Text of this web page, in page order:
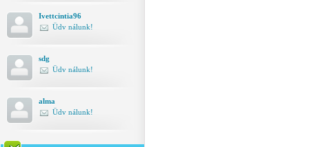
Ivettcintia96
Üdv nálunk!
sdg
Üdv nálunk!
alma
Üdv nálunk!